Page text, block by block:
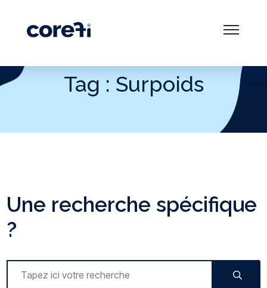
Tag : Surpoids
Une recherche spécifique
?